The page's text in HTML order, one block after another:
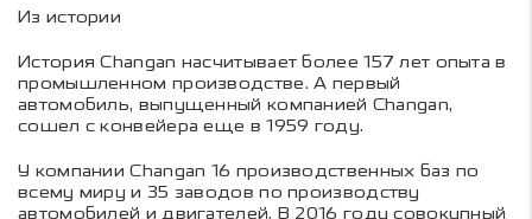
Из истории
История Changan насчитывает более 157 лет опыта в
промышленном производстве. А первый
автомобиль, выпущенный компанией Changan,
сошел с конвейера еще в 1959 году.
У компании Changan 16 производственных баз по
всему миру и 35 заводов по производству
автомобилей и двигателей. В 2016 году совокупный